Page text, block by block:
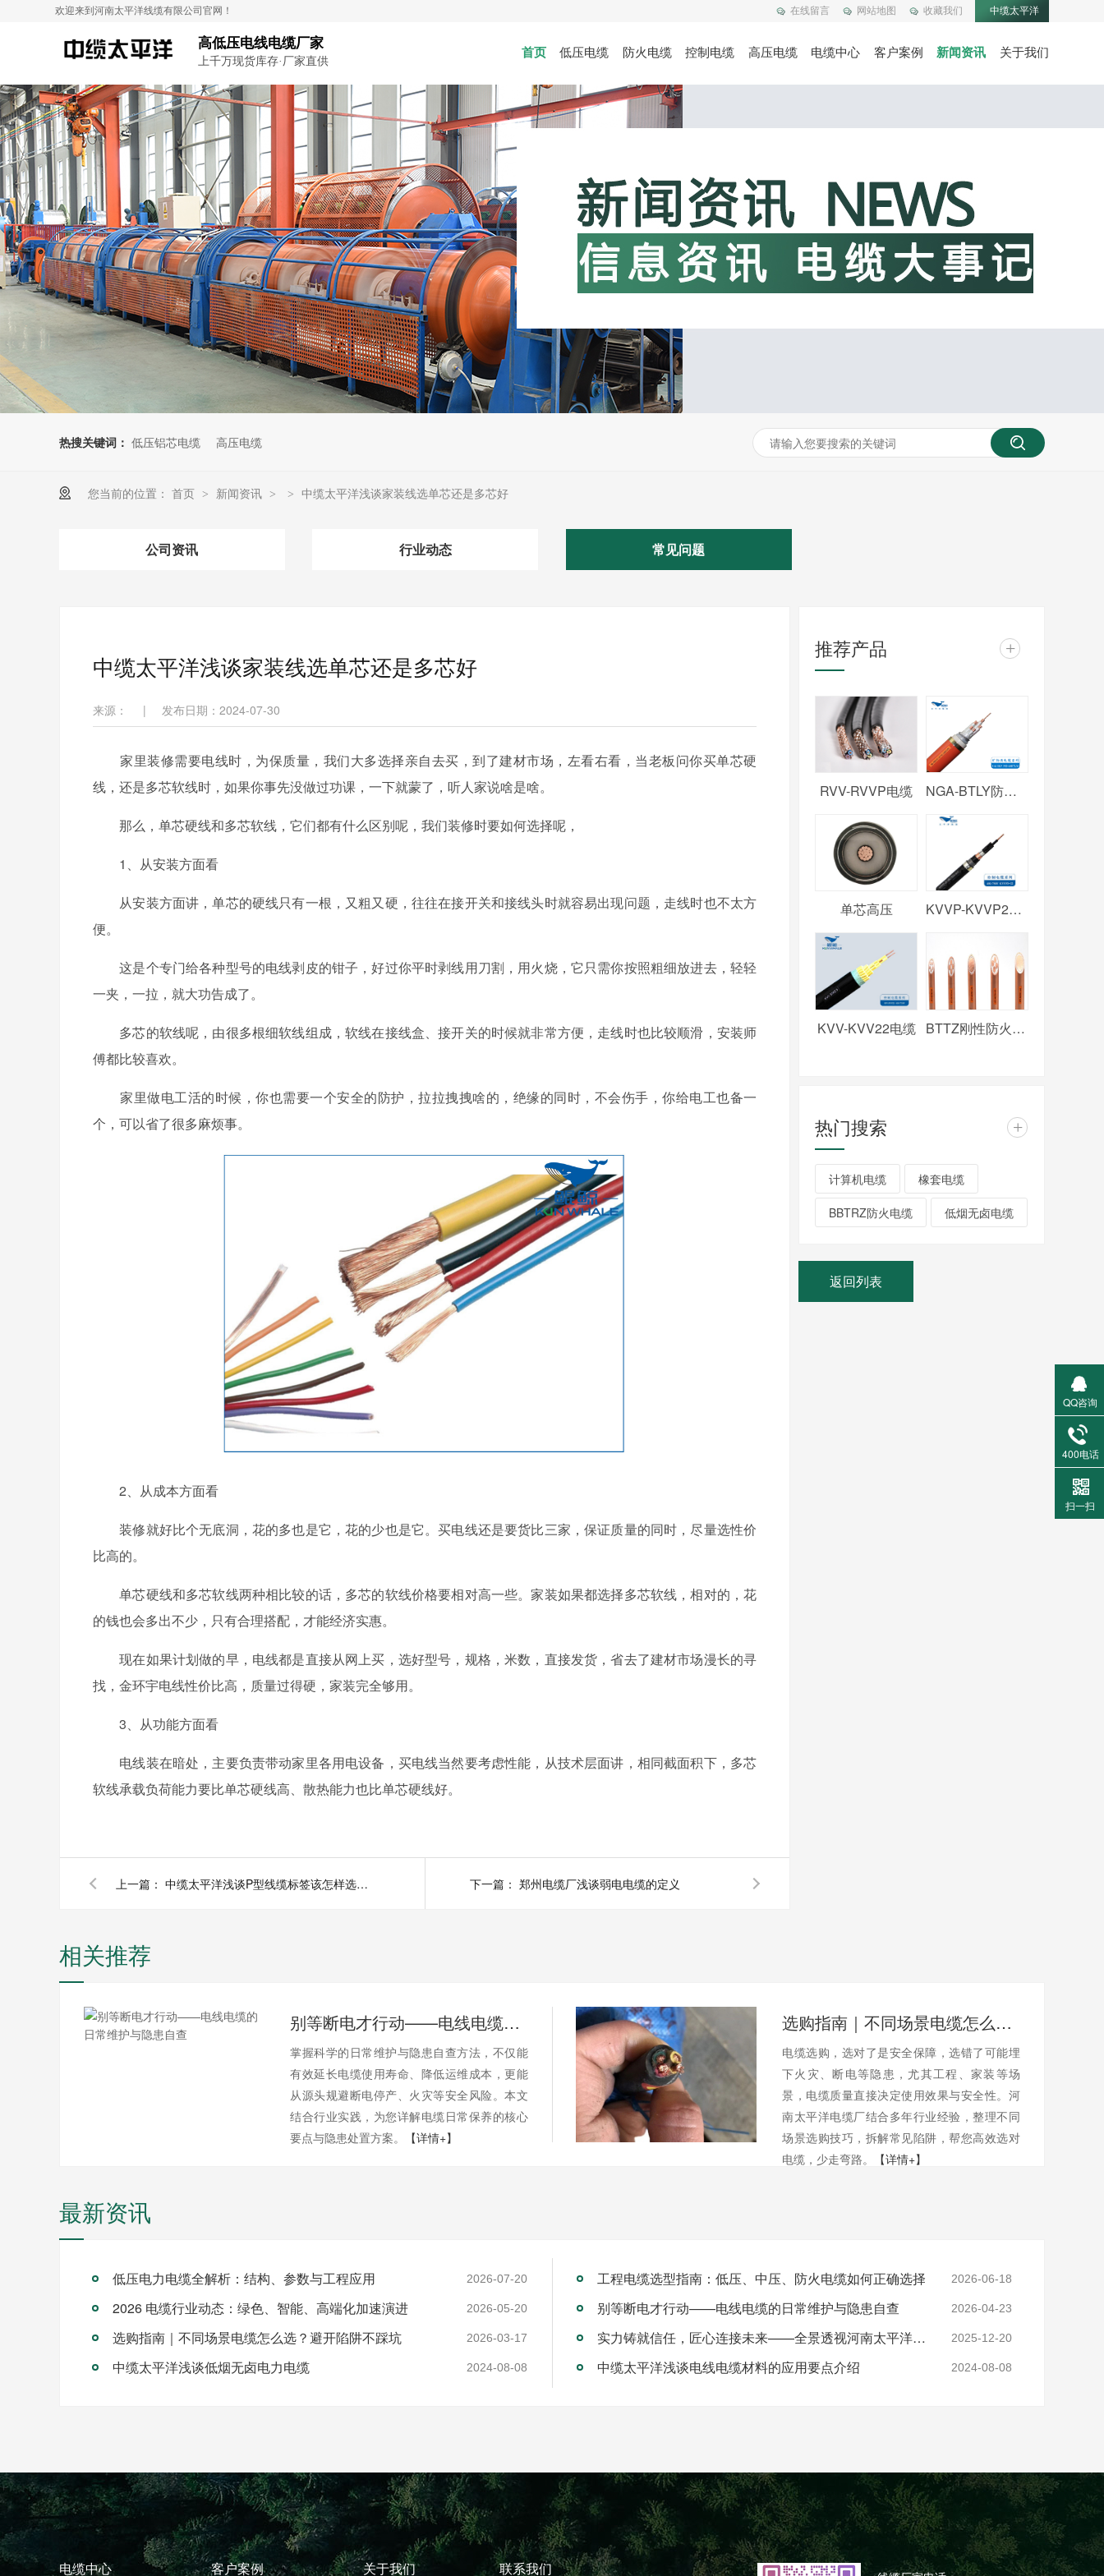
在线留言 网站地图 收藏我们 中缆太平洋
欢迎来到河南太平洋线缆有限公司官网！
高低压电线电缆厂家
上千万现货库存·厂家直供
首页 低压电缆 防火电缆 控制电缆 高压电缆 电缆中心 客户案例 新闻资讯 关于我们
热搜关键词： 低压铝芯电缆 高压电缆
您当前的位置： 首页 > 新闻资讯 > > 中缆太平洋浅谈家装线选单芯还是多芯好
公司资讯 行业动态 常见问题
中缆太平洋浅谈家装线选单芯还是多芯好
来源： | 发布日期：2024-07-30
家里装修需要电线时，为保质量，我们大多选择亲自去买，到了建材市场，左看右看，当老板问你买单芯硬
线，还是多芯软线时，如果你事先没做过功课，一下就蒙了，听人家说啥是啥。
那么，单芯硬线和多芯软线，它们都有什么区别呢，我们装修时要如何选择呢，
1、从安装方面看
从安装方面讲，单芯的硬线只有一根，又粗又硬，往往在接开关和接线头时就容易出现问题，走线时也不太方
便。
这是个专门给各种型号的电线剥皮的钳子，好过你平时剥线用刀割，用火烧，它只需你按照粗细放进去，轻轻
一夹，一拉，就大功告成了。
多芯的软线呢，由很多根细软线组成，软线在接线盒、接开关的时候就非常方便，走线时也比较顺滑，安装师
傅都比较喜欢。
家里做电工活的时候，你也需要一个安全的防护，拉拉拽拽啥的，绝缘的同时，不会伤手，你给电工也备一
个，可以省了很多麻烦事。
2、从成本方面看
装修就好比个无底洞，花的多也是它，花的少也是它。买电线还是要货比三家，保证质量的同时，尽量选性价
比高的。
单芯硬线和多芯软线两种相比较的话，多芯的软线价格要相对高一些。家装如果都选择多芯软线，相对的，花
的钱也会多出不少，只有合理搭配，才能经济实惠。
现在如果计划做的早，电线都是直接从网上买，选好型号，规格，米数，直接发货，省去了建材市场漫长的寻
找，金环宇电线性价比高，质量过得硬，家装完全够用。
3、从功能方面看
电线装在暗处，主要负责带动家里各用电设备，买电线当然要考虑性能，从技术层面讲，相同截面积下，多芯
软线承载负荷能力要比单芯硬线高、散热能力也比单芯硬线好。
上一篇： 中缆太平洋浅谈P型线缆标签该怎样选择颜色来区分各级别电路和功能？ 下一篇： 郑州电缆厂浅谈弱电电缆的定义
推荐产品 +
RVV-RVVP电缆 NGA-BTLY防火电缆
单芯高压 KVVP-KVVP2电缆
KVV-KVV22电缆 BTTZ刚性防火电缆
热门搜索 +
计算机电缆 橡套电缆
BBTRZ防火电缆 低烟无卤电缆
返回列表
相关推荐
别等断电才行动——电线电缆的日常维护与隐患自查
掌握科学的日常维护与隐患自查方法，不仅能
有效延长电缆使用寿命、降低运维成本，更能
从源头规避断电停产、火灾等安全风险。本文
结合行业实践，为您详解电缆日常保养的核心
要点与隐患处置方案。
【详情+】
选购指南｜不同场景电缆怎么选？避开陷阱不踩坑
电缆选购，选对了是安全保障，选错了可能埋
下火灾、断电等隐患，尤其工程、家装等场
景，电缆质量直接决定使用效果与安全性。河
南太平洋电缆厂结合多年行业经验，整理不同
场景选购技巧，拆解常见陷阱，帮您高效选对
电缆，少走弯路。
【详情+】
最新资讯
低压电力电缆全解析：结构、参数与工程应用 2026-07-20 工程电缆选型指南：低压、中压、防火电缆如何正确选择 2026-06-18
2026 电缆行业动态：绿色、智能、高端化加速演进 2026-05-20 别等断电才行动——电线电缆的日常维护与隐患自查 2026-04-23
选购指南｜不同场景电缆怎么选？避开陷阱不踩坑 2026-03-17 实力铸就信任，匠心连接未来——全景透视河南太平洋电缆厂 2025-12-20
中缆太平洋浅谈低烟无卤电力电缆 2024-08-08 中缆太平洋浅谈电线电缆材料的应用要点介绍 2024-08-08
电缆中心 客户案例 关于我们 联系我们
QQ咨询
400电话
扫一扫